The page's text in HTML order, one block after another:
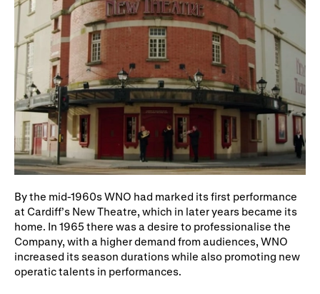
By the mid-1960s WNO had marked its first performance
at Cardiff’s New Theatre, which in later years became its
home. In 1965 there was a desire to professionalise the
Company, with a higher demand from audiences, WNO
increased its season durations while also promoting new
operatic talents in performances.